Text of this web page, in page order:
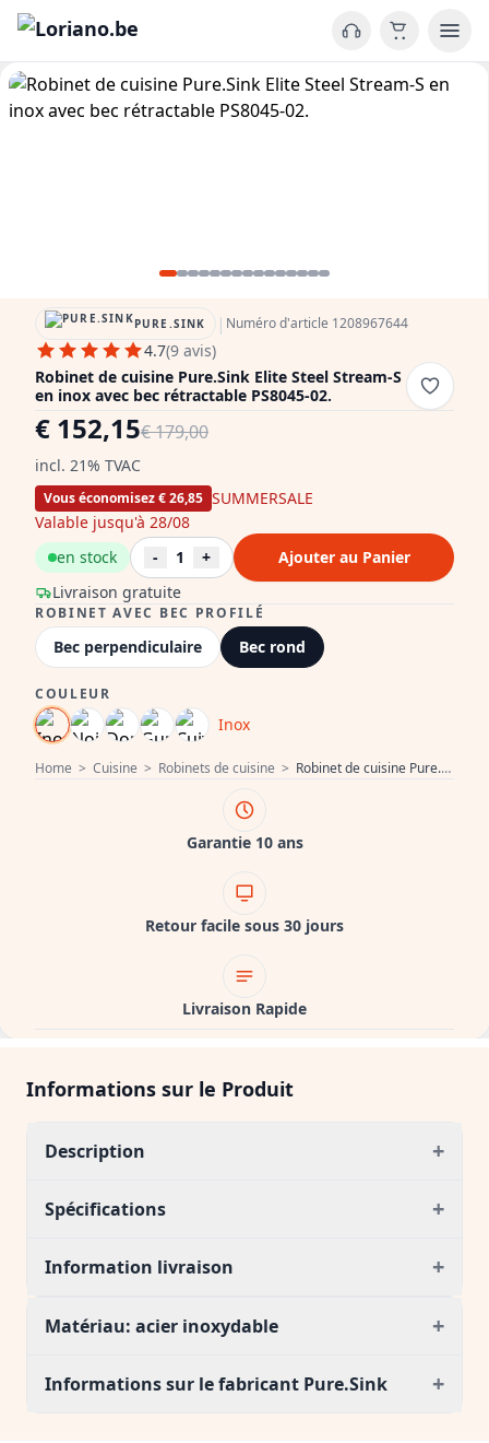
Home > Cuisine > Robinets de cuisine > Robinet de cuisine Pure.Sink Elite Steel Stream-S en inox avec bec rétractable PS8045-02.
PURE.SINK | Numéro d'article 1208967644
4.7(9 avis)
Robinet de cuisine Pure.Sink Elite Steel Stream-S
en inox avec bec rétractable PS8045-02.
€ 152,15€ 179,00
incl. 21% TVAC
Vous économisez € 26,85 SUMMERSALE
Valable jusqu'à 28/08
Livraison gratuite
en stock - 1 + Ajouter au Panier
ROBINET AVEC BEC PROFILÉ
Bec perpendiculaire Bec rond
COULEUR
Inox
Garantie 10 ans
Retour facile sous 30 jours
Livraison Rapide
Informations sur le Produit
Description +
Spécifications +
Information livraison +
Matériau: acier inoxydable +
Informations sur le fabricant Pure.Sink +